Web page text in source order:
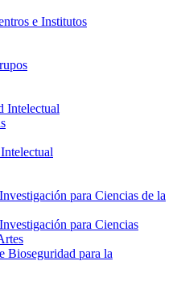
e Institutos
Intelectual
para Ciencias de la
para Ciencias
Bioseguridad para la